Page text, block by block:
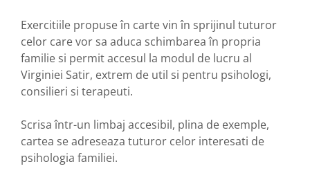
Exercitiile propuse în carte vin în sprijinul tuturor
celor care vor sa aduca schimbarea în propria
familie si permit accesul la modul de lucru al
Virginiei Satir, extrem de util si pentru psihologi,
consilieri si terapeuti.
Scrisa într-un limbaj accesibil, plina de exemple,
cartea se adreseaza tuturor celor interesati de
psihologia familiei.